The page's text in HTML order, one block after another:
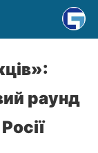
раунд